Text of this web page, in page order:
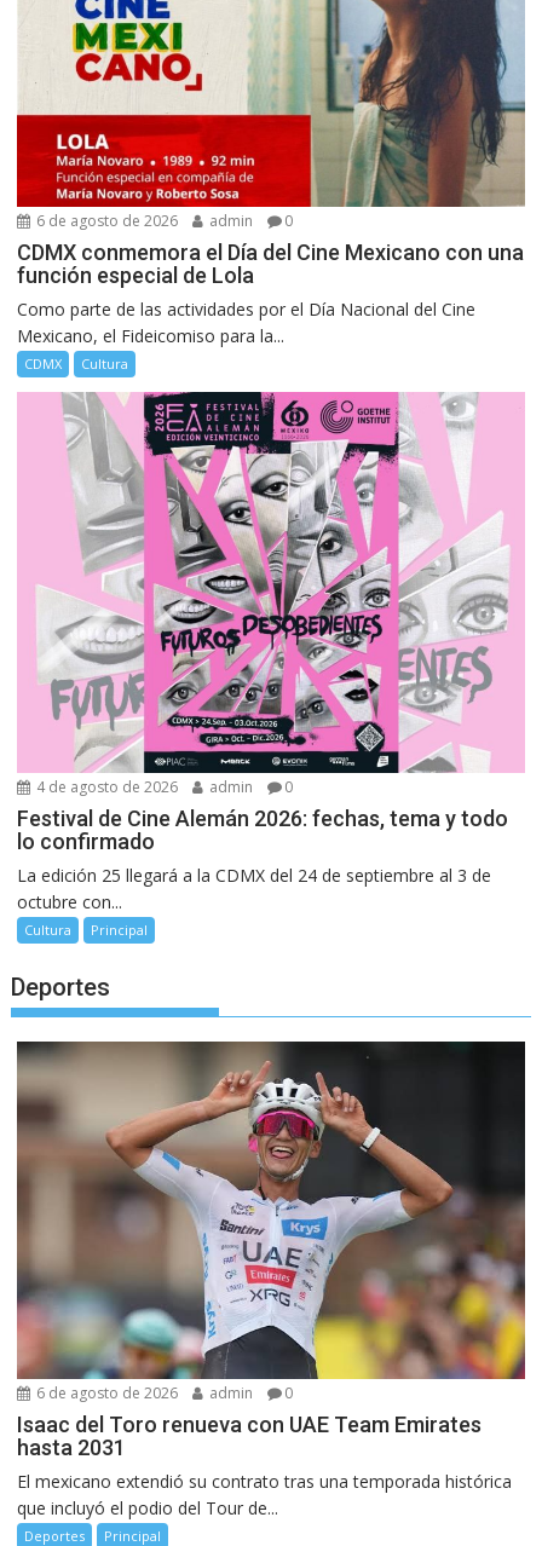
6 de agosto de 2026 admin 0
CDMX conmemora el Día del Cine Mexicano con una
función especial de Lola
Como parte de las actividades por el Día Nacional del Cine
Mexicano, el Fideicomiso para la...
CDMX Cultura
4 de agosto de 2026 admin 0
Festival de Cine Alemán 2026: fechas, tema y todo
lo confirmado
La edición 25 llegará a la CDMX del 24 de septiembre al 3 de
octubre con...
Cultura Principal
Deportes
6 de agosto de 2026 admin 0
Isaac del Toro renueva con UAE Team Emirates
hasta 2031
El mexicano extendió su contrato tras una temporada histórica
que incluyó el podio del Tour de...
Deportes Principal